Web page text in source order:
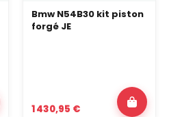
Bmw N54B30 kit piston
forgé JE
1 430,95 €